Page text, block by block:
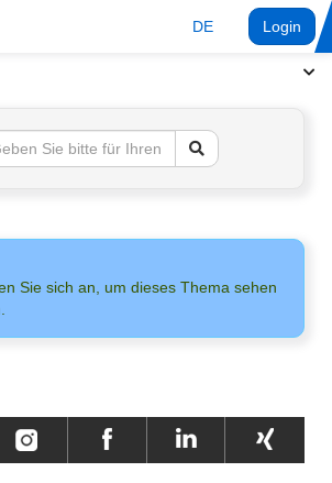
DE Login
Sie sich an, um dieses Thema sehen